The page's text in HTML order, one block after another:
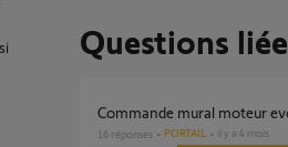
Questions
Commande mural moteur
16 réponses PORTAIL il y a 4 mois